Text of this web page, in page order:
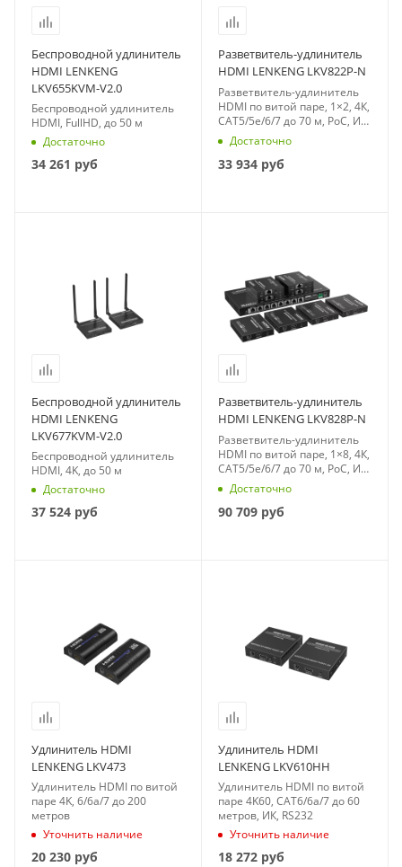
Беспроводной удлинитель
HDMI LENKENG
LKV655KVM-V2.0
Беспроводной удлинитель
HDMI, FullHD, до 50 м
Достаточно
34 261 руб
Разветвитель-удлинитель
HDMI LENKENG LKV822P-N
Разветвитель-удлинитель
HDMI по витой паре, 1×2, 4К,
CAT5/5e/6/7 до 70 м, PoC, ИК,
RS-232
Достаточно
33 934 руб
Беспроводной удлинитель
HDMI LENKENG
LKV677KVM-V2.0
Беспроводной удлинитель
HDMI, 4K, до 50 м
Достаточно
37 524 руб
Разветвитель-удлинитель
HDMI LENKENG LKV828P-N
Разветвитель-удлинитель
HDMI по витой паре, 1×8, 4К,
CAT5/5e/6/7 до 70 м, PoC, ИК,
RS-232
Достаточно
90 709 руб
Удлинитель HDMI
LENKENG LKV473
Удлинитель HDMI по витой
паре 4K, 6/6a/7 до 200
метров
Уточнить наличие
20 230 руб
Удлинитель HDMI
LENKENG LKV610HH
Удлинитель HDMI по витой
паре 4K60, CAT6/6a/7 до 60
метров, ИК, RS232
Уточнить наличие
18 272 руб